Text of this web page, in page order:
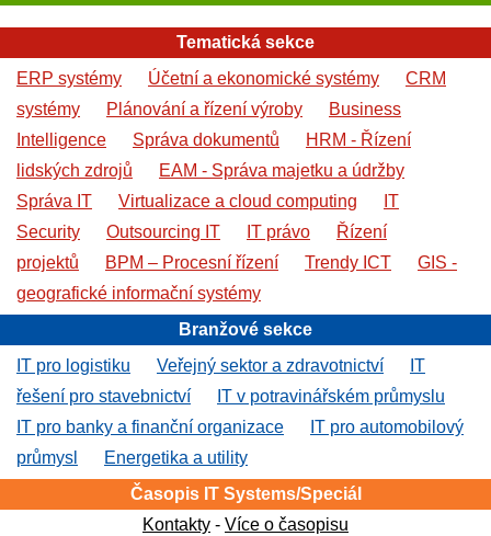
Tematická sekce
ERP systémy
Účetní a ekonomické systémy
CRM
systémy
Plánování a řízení výroby
Business
Intelligence
Správa dokumentů
HRM - Řízení
lidských zdrojů
EAM - Správa majetku a údržby
Správa IT
Virtualizace a cloud computing
IT
Security
Outsourcing IT IT právo
Řízení
projektů
BPM – Procesní řízení Trendy ICT
GIS -
geografické informační systémy
Branžové sekce
IT pro logistiku
Veřejný sektor a zdravotnictví
IT
řešení pro stavebnictví
IT v potravinářském průmyslu
IT pro banky a finanční organizace
IT pro automobilový
průmysl
Energetika a utility
Časopis IT Systems/Speciál
Kontakty - Více o časopisu